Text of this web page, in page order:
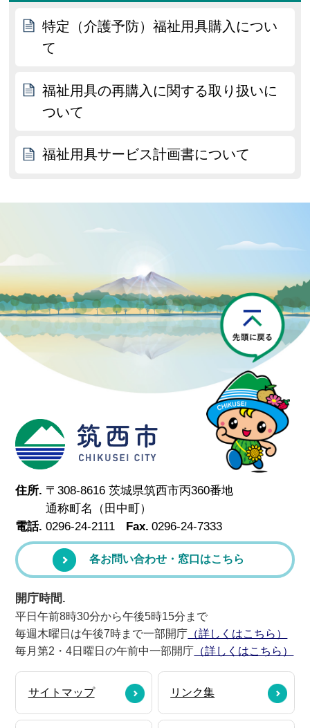
特定（介護予防）福祉用具購入につい
て
福祉用具の再購入に関する取り扱いに
ついて
福祉用具サービス計画書について
筑西市
住所. 〒308-8616 茨城県筑西市丙360番地
通称町名（田中町）
電話. 0296-24-2111 Fax. 0296-24-7333
各お問い合わせ・窓口はこちら
開庁時間.
平日午前8時30分から午後5時15分まで
毎週木曜日は午後7時まで一部開庁 （詳しくはこちら）
毎月第2・4日曜日の午前中一部開庁 （詳しくはこちら）
サイトマップ リンク集